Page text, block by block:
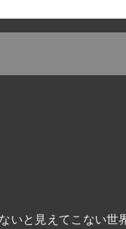
と見えてこない